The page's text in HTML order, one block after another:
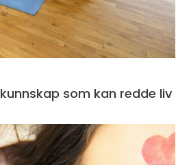
Førstehjelpskurs kunnskap som kan redde liv